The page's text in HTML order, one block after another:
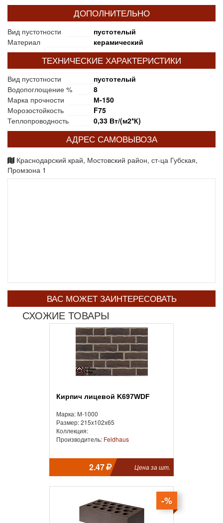
ДОПОЛНИТЕЛЬНО
Вид пустотности
пустотелый
Материал
керамический
ТЕХНИЧЕСКИЕ ХАРАКТЕРИСТИКИ
Вид пустотности
пустотелый
Водопоглощение %
8
Марка прочности
М-150
Морозостойкость
F75
Теплопроводность
0,33 Вт/(м2*К)
АДРЕС САМОВЫВОЗА
Краснодарский край, Мостовский район, ст-ца Губская,
Промзона 1
ВАС МОЖЕТ ЗАИНТЕРЕСОВАТЬ
СХОЖИЕ ТОВАРЫ
Кирпич лицевой K697WDF
Марка: М-1000
Размер: 215x102x65
Коллекция:
Производитель: Feldhaus
2.47 Цена за шт.
-%